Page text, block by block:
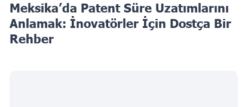
Meksika’da Patent Süre Uzatımlarını
Anlamak: İnovatörler İçin Dostça Bir
Rehber